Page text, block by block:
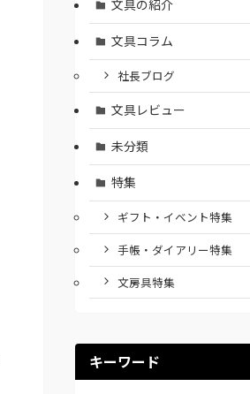
文具の紹介
文具コラム
社長ブログ
文具レビュー
未分類
特集
ギフト・イベント特集
手帳・ダイアリー特集
文房具特集
キーワード